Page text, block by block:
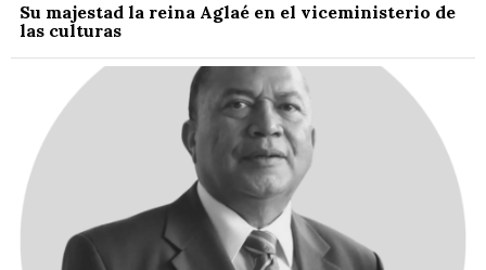
Su majestad la reina Aglaé en el viceministerio de
las culturas